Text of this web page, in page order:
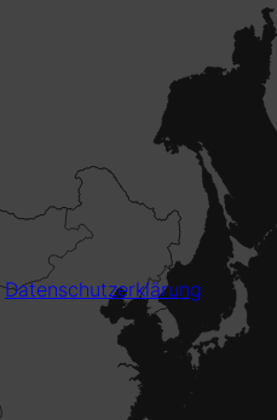
Datenschutzerklärung